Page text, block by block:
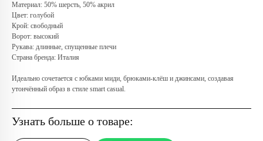
Материал: 50% шерсть, 50% акрил
Цвет: голубой
Крой: свободный
Ворот: высокий
Рукава: длинные, спущенные плечи
Страна бренда: Италия
Идеально сочетается с юбками миди, брюками-клёш и джинсами, создавая
утончённый образ в стиле smart casual.
Узнать больше о товаре:
Адрес:Москва, Пресненская наб.,
д.2, ТРЦ «Афимолл», 1 этаж
Телефон: +7 (966) 019-41-76